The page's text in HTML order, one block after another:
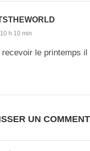
h 10 min
le printemps il
UN